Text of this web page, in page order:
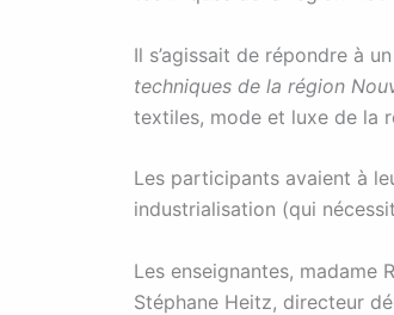
Il s’agissait de répondre à
techniques de la région
textiles, mode et luxe de la
Les participants avaient à
industrialisation (qui
Les enseignantes, madame
Stéphane Heitz, directeur